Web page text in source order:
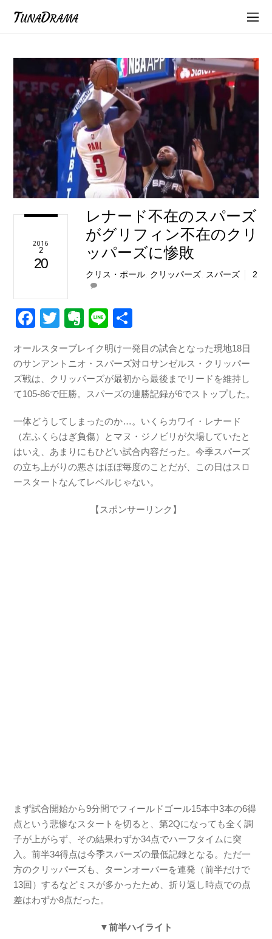
TunaDrama
2016
2
20
レナード不在のスパーズ
がグリフィン不在のクリ
ッパーズに惨敗
クリス・ポール クリッパーズ スパーズ 2
F
c
e
b
o
o
k
T
tt
er
E
er
n
ot
e
Li
e
オールスターブレイク明け一発目の試合となった現地18日
のサンアントニオ・スパーズ対ロサンゼルス・クリッパー
ズ戦は、クリッパーズが最初から最後までリードを維持し
て105-86で圧勝。スパーズの連勝記録が6でストップした。
一体どうしてしまったのか…。いくらカワイ・レナード
（左ふくらはぎ負傷）とマヌ・ジノビリが欠場していたと
はいえ、あまりにもひどい試合内容だった。今季スパーズ
の立ち上がりの悪さはほぼ毎度のことだが、この日はスロ
ースタートなんてレベルじゃない。
【スポンサーリンク】
まず試合開始から9分間でフィールドゴール15本中3本の6得
点という悲惨なスタートを切ると、第2Qになっても全く調
子が上がらず、その結果わずか34点でハーフタイムに突
入。前半34得点は今季スパーズの最低記録となる。ただ一
方のクリッパーズも、ターンオーバーを連発（前半だけで
13回）するなどミスが多かったため、折り返し時点での点
差はわずか8点だった。
▼前半ハイライト